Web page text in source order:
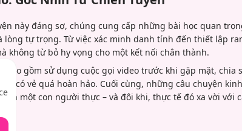
này đáng sợ, chúng cung cấp những bài học quan
lòng tự trọng. Từ việc xác minh danh tính đến thiết lập
không từ bỏ hy vọng cho một kết nối chân thành.
bao gồm sử dụng cuộc gọi video trước khi gặp mặt, chia
sơ có vẻ quá hoàn hảo. Cuối cùng, những câu chuyện
là một con người thực – và đôi khi, thực tế đó xa vời với